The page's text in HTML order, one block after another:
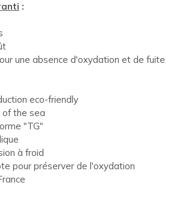
:
une absence d'oxydation et de fuite
eco-friendly
of the sea
"TG"
à froid
pour préserver de l'oxydation